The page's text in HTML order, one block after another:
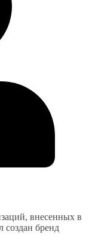
внесенных в
бренд